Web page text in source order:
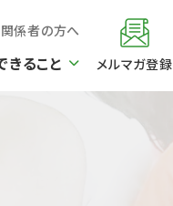
係者の方へ
きること メルマガ登録